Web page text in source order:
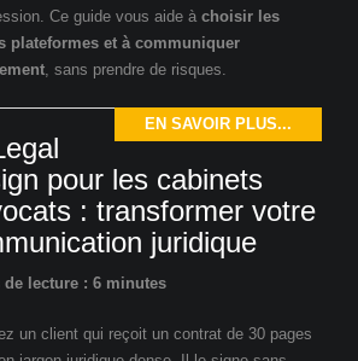
Ce guide vous aide à choisir les
plateformes et à communiquer
, sans prendre de risques.
EN SAVOIR PLUS...
pour les cabinets
: transformer votre
juridique
de lecture : 6 minutes
un client qui reçoit un contrat de 30 pages